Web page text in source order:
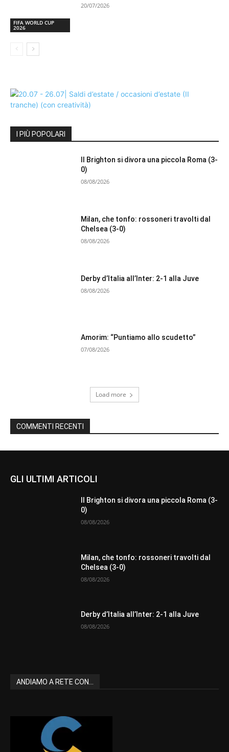
FIFA WORLD CUP
2026
20/07/2026
I PIÙ POPOLARI
Il Brighton si divora una piccola Roma (3-
0)
08/08/2026
Milan, che tonfo: rossoneri travolti dal
Chelsea (3-0)
08/08/2026
Derby d’Italia all’Inter: 2-1 alla Juve
08/08/2026
Amorim: “Puntiamo allo scudetto”
07/08/2026
Load more
COMMENTI RECENTI
GLI ULTIMI ARTICOLI
Il Brighton si divora una piccola Roma (3-
0)
08/08/2026
Milan, che tonfo: rossoneri travolti dal
Chelsea (3-0)
08/08/2026
Derby d’Italia all’Inter: 2-1 alla Juve
08/08/2026
ANDIAMO A RETE CON...